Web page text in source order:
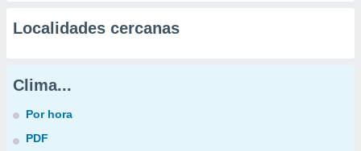
Localidades cercanas
Clima...
Por hora
PDF